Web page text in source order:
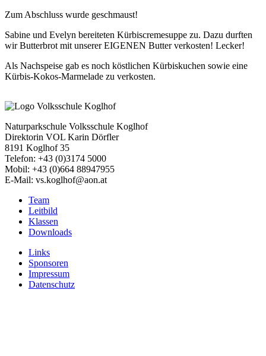
Zum Abschluss wurde geschmaust!
Sabine und Evelyn bereiteten Kürbiscremesuppe zu. Dazu durften
wir Butterbrot mit unserer EIGENEN Butter verkosten! Lecker!
Als Nachspeise gab es noch köstlichen Kürbiskuchen sowie eine
Kürbis-Kokos-Marmelade zu verkosten.
Naturparkschule Volksschule Koglhof
Direktorin VOL Karin Dörfler
8191 Koglhof 35
Telefon: +43 (0)3174 5000
Mobil: +43 (0)664 88947955
E-Mail: vs.koglhof@aon.at
Team
Leitbild
Klassen
Downloads
Links
Sponsoren
Impressum
Datenschutz